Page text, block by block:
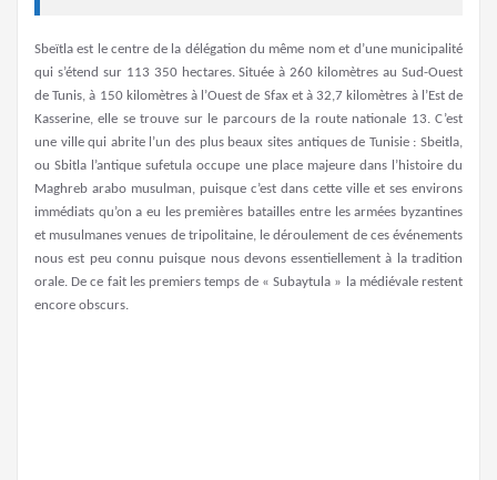
Sbeïtla est le centre de la délégation du même nom et d’une municipalité
qui s’étend sur 113 350 hectares. Située à 260 kilomètres au Sud-Ouest
de Tunis, à 150 kilomètres à l’Ouest de Sfax et à 32,7 kilomètres à l’Est de
Kasserine, elle se trouve sur le parcours de la route nationale 13. C’est
une ville qui abrite l’un des plus beaux sites antiques de Tunisie : Sbeitla,
ou Sbitla l’antique sufetula occupe une place majeure dans l’histoire du
Maghreb arabo musulman, puisque c’est dans cette ville et ses environs
immédiats qu’on a eu les premières batailles entre les armées byzantines
et musulmanes venues de tripolitaine, le déroulement de ces événements
nous est peu connu puisque nous devons essentiellement à la tradition
orale. De ce fait les premiers temps de « Subaytula » la médiévale restent
encore obscurs.